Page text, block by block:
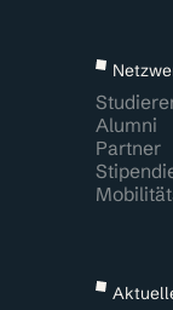
Alumni
Partner